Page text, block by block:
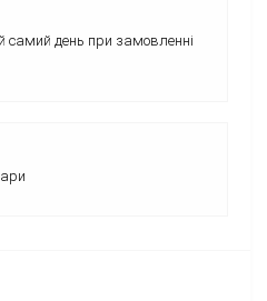
самий день при замовленні